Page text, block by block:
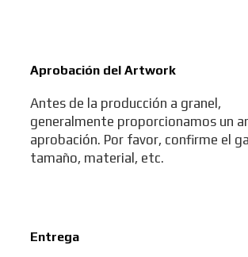
Aprobación del Artwork
Antes de la producción a granel,
generalmente proporcionamos un
aprobación. Por favor, confirme el
tamaño, material, etc.
Entrega